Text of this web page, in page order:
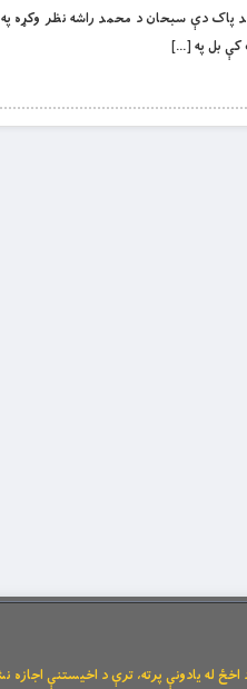
دې سبحان د محمد راشه نظر وکړه په
کې بل په […]